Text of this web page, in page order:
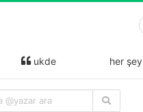
ukde her şey